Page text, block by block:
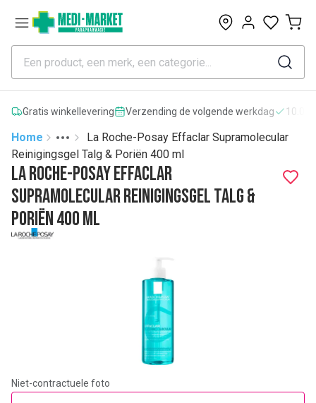
0
Gratis winkellevering Verzending de volgende werkdag
Home
More
Toggle menu
La Roche-Posay Effaclar Supramolecular
Reinigingsgel Talg & Poriën 400 ml
La Roche-Posay Effaclar
Supramolecular Reinigingsgel Talg &
Poriën 400 ml
Niet-contractuele foto